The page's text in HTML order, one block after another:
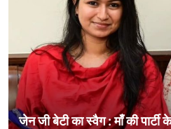
जेन जी बेटी का स्वैग : माँ की पार्टी